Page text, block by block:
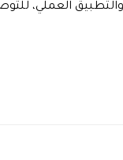
العملي،